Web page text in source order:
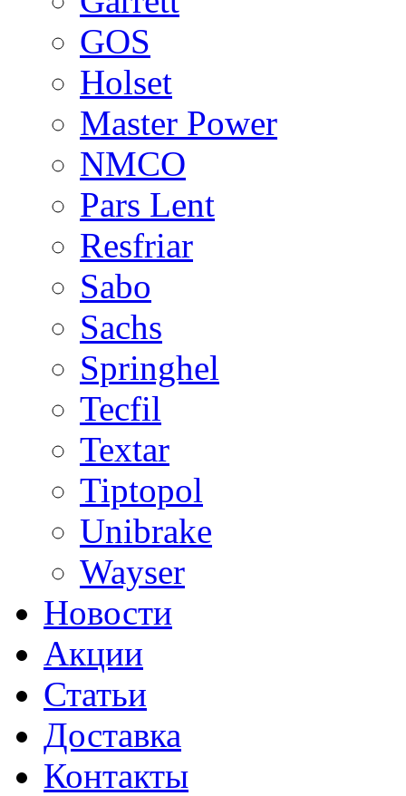
GOS
Holset
Master Power
NMCO
Pars Lent
Resfriar
Sabo
Sachs
Springhel
Tecfil
Textar
Tiptopol
Unibrake
Wayser
Новости
Акции
Статьи
Доставка
Контакты